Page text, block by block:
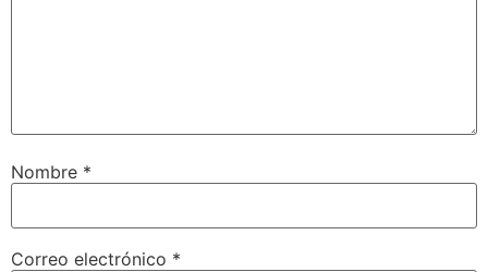
Nombre *
Correo electrónico *